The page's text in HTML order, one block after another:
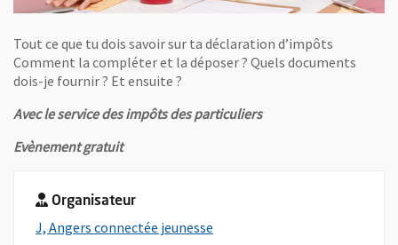
Tout ce que tu dois savoir sur ta déclaration d’impôts
Comment la compléter et la déposer ? Quels documents
dois-je fournir ? Et ensuite ?
Avec le service des impôts des particuliers
Evènement gratuit
Organisateur
J, Angers connectée jeunesse